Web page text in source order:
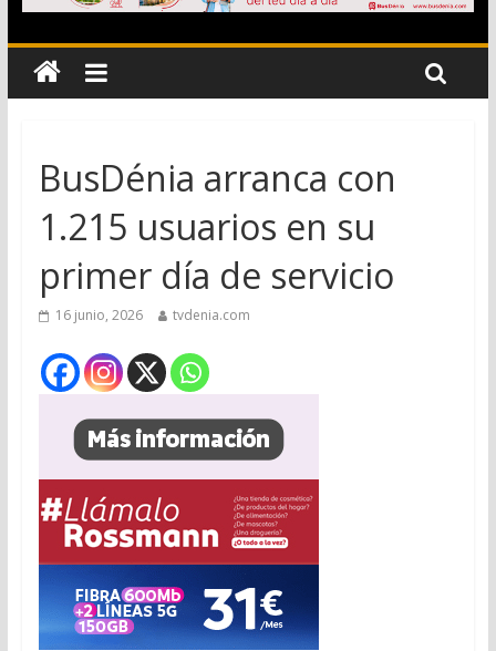
dan inicio a las fiestas en Dénia
BusDénia arranca con
1.215 usuarios en su
primer día de servicio
16 junio, 2026 tvdenia.com